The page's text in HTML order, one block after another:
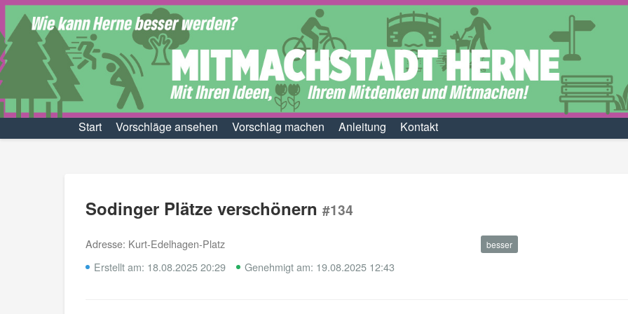
Start Vorschläge ansehen Vorschlag machen Anleitung Kontakt
Sodinger Plätze verschönern #134
Adresse: Kurt-Edelhagen-Platz besser
Erstellt am: 18.08.2025 20:29 Genehmigt am: 19.08.2025 12:43